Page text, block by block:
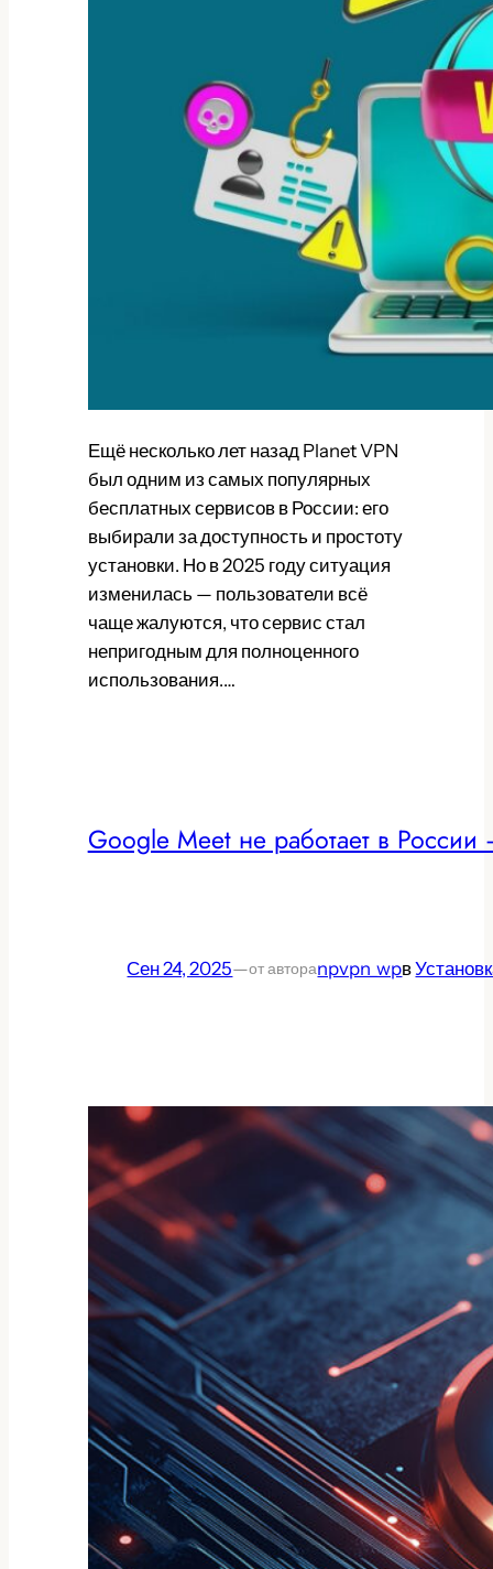
Ещё несколько лет назад Planet VPN
был одним из самых популярных
бесплатных сервисов в России: его
выбирали за доступность и простоту
установки. Но в 2025 году ситуация
изменилась — пользователи всё
чаще жалуются, что сервис стал
непригодным для полноценного
использования.…
Google Meet не работает в
Сен 24, 2025—от автораnpvpn_wpв